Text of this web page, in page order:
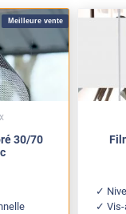
Meilleure vente
30/70